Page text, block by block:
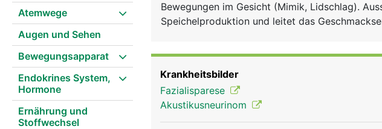
Atemwege
Augen und Sehen
Bewegungsapparat
Endokrines System,
Hormone
Ernährung und
Stoffwechsel
Bewegungen im Gesicht (Mimik, Lidschlag).
Speichelproduktion und leitet das
Krankheitsbilder
Fazialisparese
Akustikusneurinom